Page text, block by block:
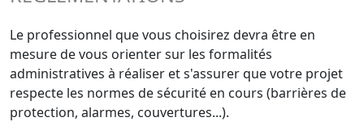
Le professionnel que vous choisirez devra être en
mesure de vous orienter sur les formalités
administratives à réaliser et s'assurer que votre projet
respecte les normes de sécurité en cours (barrières de
protection, alarmes, couvertures...).